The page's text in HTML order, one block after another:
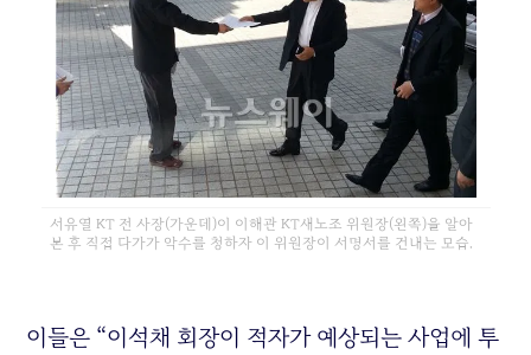
서유열 KT 전 사장(가운데)이 이해관 KT새노조 위원장(왼쪽)을 알아
본 후 직접 다가가 악수를 청하자 이 위원장이 서명서를 건내는 모습.
이들은 “이석채 회장이 적자가 예상되는 사업에 투